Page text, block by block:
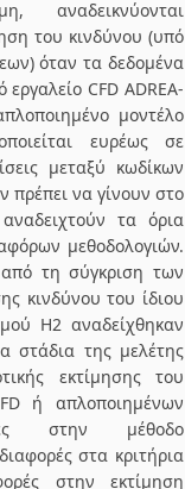
αναδεικνύονται
του κινδύνου (υπό
όταν τα δεδομένα
CFD ADREA-
μοντέλο
ευρέως σε
μεταξύ κωδίκων
πρέπει να γίνουν στο
τα όρια
μεθοδολογιών.
από τη σύγκριση των
κινδύνου του ίδιου
Η2 αναδείχθηκαν
στάδια της μελέτης
εκτίμησης του
ή απλοποιημένων
στην μέθοδο
στα κριτήρια
στην εκτίμηση